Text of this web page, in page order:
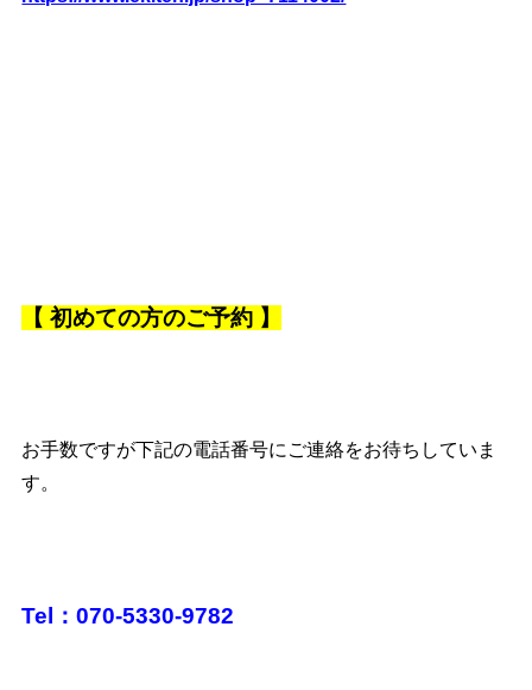
【初めての方のご予約 】
お手数ですが下記の電話番号にご連絡をお待ちしていま
す。
Tel：070-5330-9782